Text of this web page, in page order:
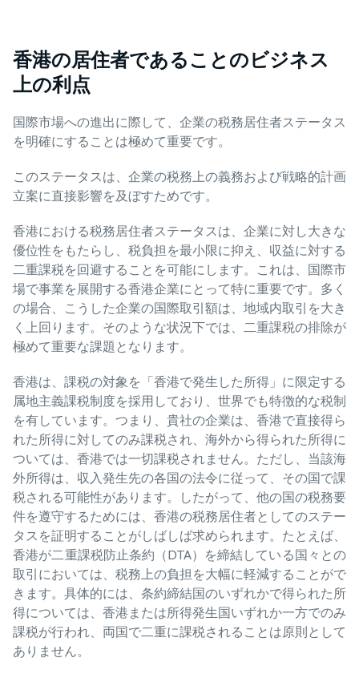
香港の居住者であることのビジネス
上の利点
国際市場への進出に際して、企業の税務居住者ステータス
を明確にすることは極めて重要です。
このステータスは、企業の税務上の義務および戦略的計画
立案に直接影響を及ぼすためです。
香港における税務居住者ステータスは、企業に対し大きな
優位性をもたらし、税負担を最小限に抑え、収益に対する
二重課税を回避することを可能にします。これは、国際市
場で事業を展開する香港企業にとって特に重要です。多く
の場合、こうした企業の国際取引額は、地域内取引を大き
く上回ります。そのような状況下では、二重課税の排除が
極めて重要な課題となります。
香港は、課税の対象を「香港で発生した所得」に限定する
属地主義課税制度を採用しており、世界でも特徴的な税制
を有しています。つまり、貴社の企業は、香港で直接得ら
れた所得に対してのみ課税され、海外から得られた所得に
ついては、香港では一切課税されません。ただし、当該海
外所得は、収入発生先の各国の法令に従って、その国で課
税される可能性があります。したがって、他の国の税務要
件を遵守するためには、香港の税務居住者としてのステー
タスを証明することがしばしば求められます。たとえば、
香港が二重課税防止条約（DTA）を締結している国々との
取引においては、税務上の負担を大幅に軽減することがで
きます。具体的には、条約締結国のいずれかで得られた所
得については、香港または所得発生国いずれか一方でのみ
課税が行われ、両国で二重に課税されることは原則として
ありません。